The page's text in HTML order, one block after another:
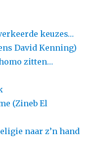
keuzes…
David Kenning)
zitten…
(Zineb El
naar z’n hand